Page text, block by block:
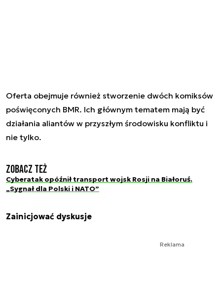
Oferta obejmuje również stworzenie dwóch komiksów
poświęconych BMR. Ich głównym tematem mają być
działania aliantów w przyszłym środowisku konfliktu i
nie tylko.
Zobacz też
Cyberatak opóźnił transport wojsk Rosji na Białoruś.
„Sygnał dla Polski i NATO”
Zainicjować dyskusje
Reklama